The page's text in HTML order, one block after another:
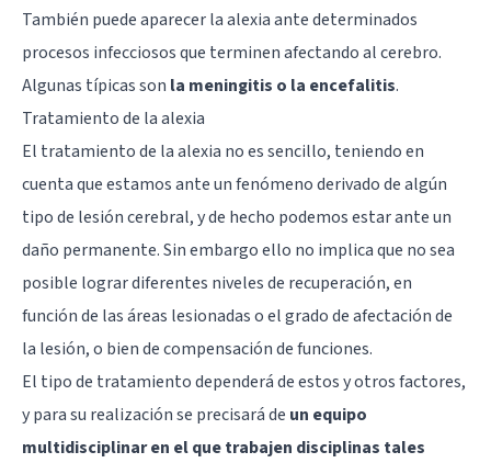
También puede aparecer la alexia ante determinados
procesos infecciosos que terminen afectando al cerebro.
Algunas típicas son la meningitis o la encefalitis.
Tratamiento de la alexia
El tratamiento de la alexia no es sencillo, teniendo en
cuenta que estamos ante un fenómeno derivado de algún
tipo de lesión cerebral, y de hecho podemos estar ante un
daño permanente. Sin embargo ello no implica que no sea
posible lograr diferentes niveles de recuperación, en
función de las áreas lesionadas o el grado de afectación de
la lesión, o bien de compensación de funciones.
El tipo de tratamiento dependerá de estos y otros factores,
y para su realización se precisará de un equipo
multidisciplinar en el que trabajen disciplinas tales